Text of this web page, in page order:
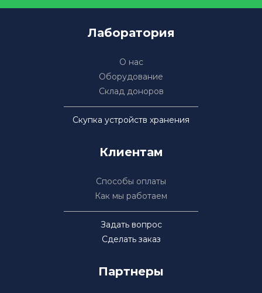
Лаборатория
О нас
Оборудование
Склад доноров
Скупка устройств хранения
Клиентам
Способы оплаты
Как мы работаем
Задать вопрос
Сделать заказ
Партнеры